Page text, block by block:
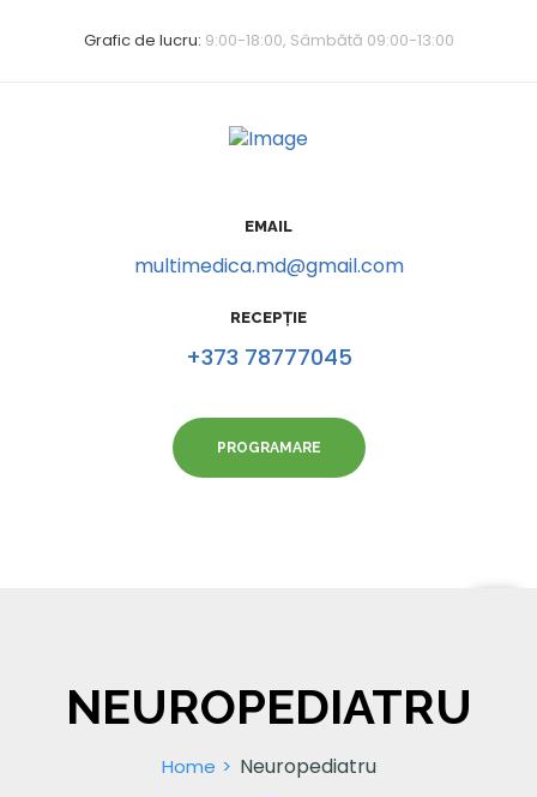
Grafic de lucru: 9:00-18:00, Sâmbătă 09:00-13:00
EMAIL
multimedica.md@gmail.com
RECEPȚIE
+373 78777045
PROGRAMARE
NEUROPEDIATRU
Home Neuropediatru